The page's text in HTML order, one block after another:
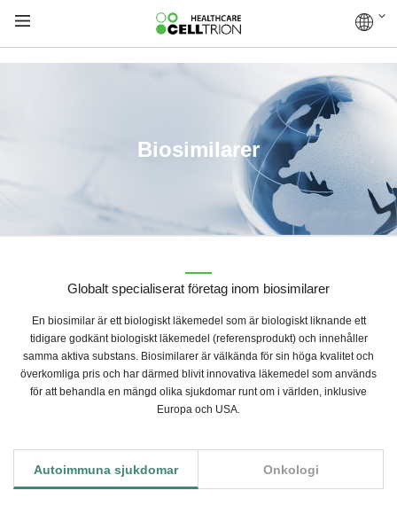
Biosimilarer
Globalt specialiserat företag inom biosimilarer
En biosimilar är ett biologiskt läkemedel som är biologiskt liknande ett
tidigare godkänt biologiskt läkemedel (referensprodukt) och innehåller
samma aktiva substans. Biosimilarer är välkända för sin höga kvalitet och
överkomliga pris och har därmed blivit innovativa läkemedel som används
för att behandla en mängd olika sjukdomar runt om i världen, inklusive
Europa och USA.
Autoimmuna sjukdomar Onkologi